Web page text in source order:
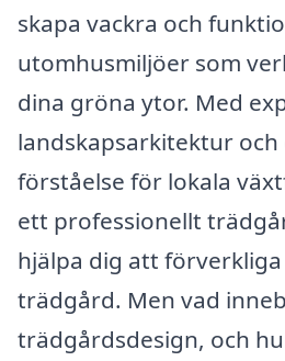
skapa vackra och
utomhusmiljöer som
dina gröna ytor. Med
landskapsarkitektur och
förståelse för lokala
ett professionellt
hjälpa dig att
trädgård. Men vad
trädgårdsdesign, och